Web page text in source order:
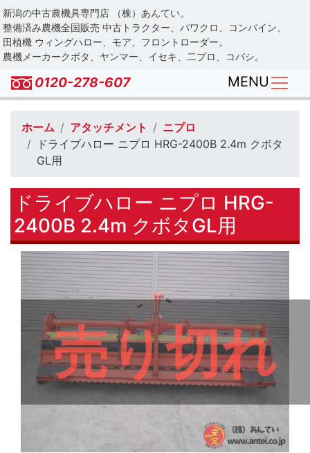
Skip
to
main
content
新潟の中古農機具専門店 （株）あんてい。
整備済み農機全国販売 中古トラクター、パワクロ、コンバイン、
田植機 ウィングハロー、モア、フロントローダー。
農機メーカークボタ、ヤンマー、イセキ、二プロ、コバシ。
0120-278-607 MENU
ホーム アタッチメント
ニプロ
ドライブハロー ニプロ HRG-2400B 2.4m クボタ
GL用
ドライブハロー ニプロ HRG-
2400B 2.4m クボタGL用
売り切れ